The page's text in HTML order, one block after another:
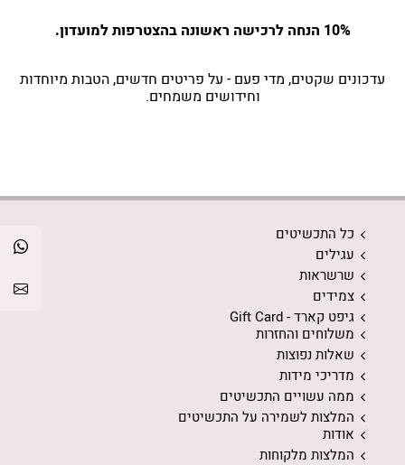
10% הנחה לרכישה ראשונה בהצטרפות למועדון.
עדכונים שקטים, מדי פעם - על פריטים חדשים, הטבות מיוחדות
וחידושים משמחים.
כל התכשיטים
עגילים
שרשראות
צמידים
גיפט קארד - Gift Card
משלוחים והחזרות
שאלות נפוצות
מדריכי מידות
ממה עשויים התכשיטים
המלצות לשמירה על התכשיטים
אודות
המלצות מלקוחות